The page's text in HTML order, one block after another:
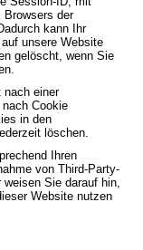
Browsers der
kann Ihr
unsere Website
gelöscht, wenn Sie
nach einer
Cookie
in den
löschen.
Ihren
von Third-Party-
Sie darauf hin,
Website nutzen